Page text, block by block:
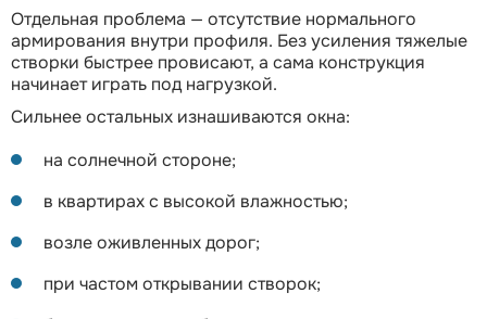
Отдельная проблема — отсутствие нормального
армирования внутри профиля. Без усиления тяжелые
створки быстрее провисают, а сама конструкция
начинает играть под нагрузкой.
Сильнее остальных изнашиваются окна:
на солнечной стороне;
в квартирах с высокой влажностью;
возле оживленных дорог;
при частом открывании створок;